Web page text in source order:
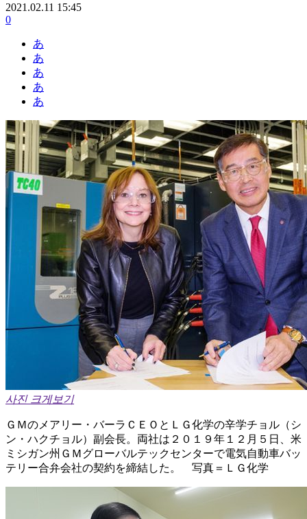
2021.02.11 15:45
0
あ
あ
あ
あ
あ
사진 크게보기
ＧＭのメアリー・バーラＣＥＯとＬＧ化学の辛学チョル（シ
ン・ハクチョル）副会長。両社は２０１９年１２月５日、米
ミシガン州ＧＭグローバルテックセンターで電気自動車バッ
テリー合弁会社の契約を締結した。 写真＝ＬＧ化学